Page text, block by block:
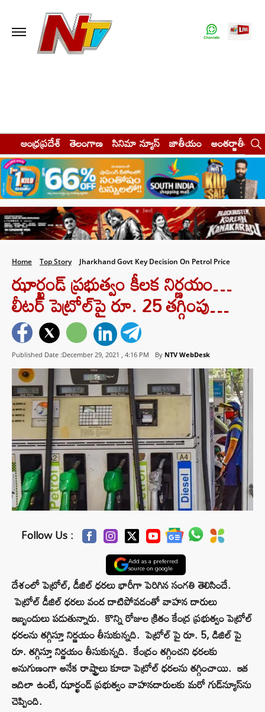
ఆంధ్రప్రదేశ్ తెలంగాణ సినిమా న్యూస్ జాతీయం అంతర్జాతీయం
Home Top Story Jharkhand Govt Key Decision On Petrol Price
ఝార్ఖండ్ ప్ర‌భుత్వం కీల‌క నిర్ణ‌యం…
లీటర్ పెట్రోల్‌పై రూ. 25 త‌గ్గింపు…
Published Date :December 29, 2021 , 4:16 PM By NTV WebDesk
Follow Us :
Add as a preferred
source on google
దేశంలో పెట్రోల్‌, డీజిల్ ధ‌ర‌లు భారీగా పెరిగిన సంగ‌తి తెలిసిందే.
పెట్రోల్ డీజిల్ ధ‌ర‌లు వంద దాటిపోవ‌డంతో వాహ‌న దారులు
ఇబ్బందులు ప‌డుతున్నారు. కొన్ని రోజుల క్రితం కేంద్ర ప్ర‌భుత్వం పెట్రోల్
ధ‌ర‌ల‌ను త‌గ్గిస్తూ నిర్ణ‌యం తీసుకున్న‌ది. పెట్రోల్ పై రూ. 5, డిజిల్ పై
రూ. త‌గ్గిస్తూ నిర్ణ‌యం తీసుకున్న‌ది. కేంద్రం త‌గ్గించ‌ని ధ‌ర‌ల‌కు
అనుగుణంగా అనేక రాష్ట్రాలు కూడా పెట్రోల్ ధ‌ర‌ల‌ను త‌గ్గించాయి. ఇక
ఇదిలా ఉంటే, ఝార్ఖండ్ ప్ర‌భుత్వం వాహ‌న‌దారుల‌కు మ‌రో గుడ్‌న్యూస్‌ను
చెప్పింది.